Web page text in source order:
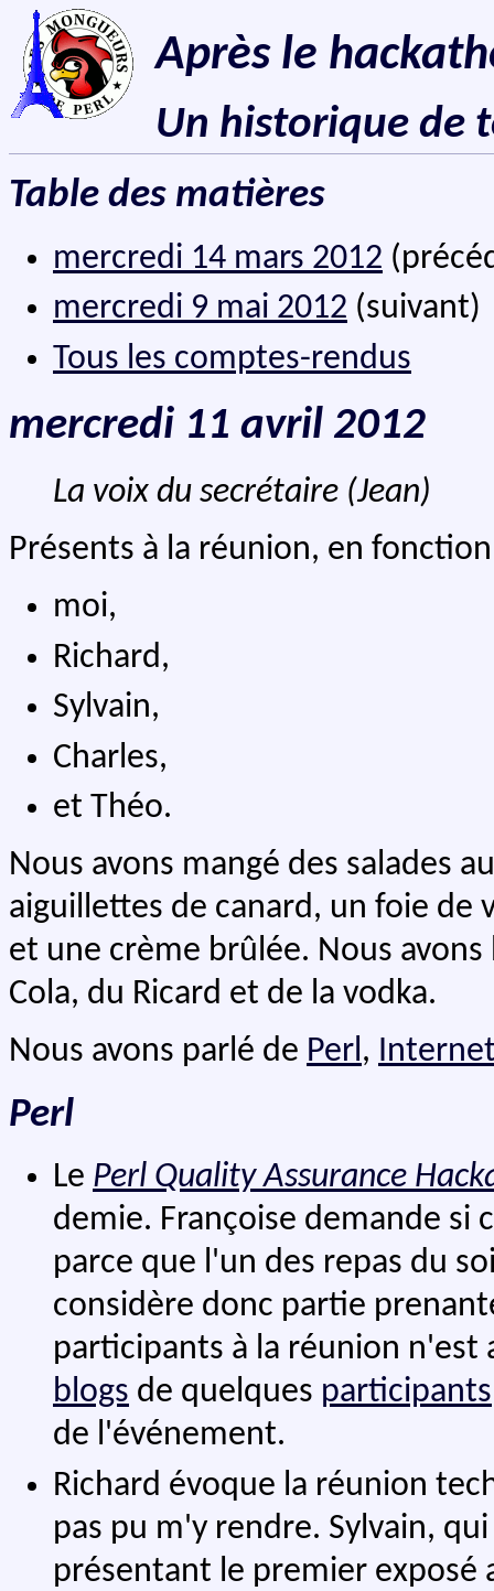
Après le
Un historique de
Table des matières
mercredi 14 mars 2012
mercredi 9 mai 2012 (suivant)
Tous les comptes-rendus
mercredi 11 avril 2012
La voix du secrétaire (Jean)
Présents à la réunion, en
moi,
Richard,
Sylvain,
Charles,
et Théo.
Nous avons mangé des salades
aiguillettes de canard, un foie de
et une crème brûlée. Nous
Cola, du Ricard et de la vodka.
Nous avons parlé de Perl,
Perl
Le Perl Quality Assurance
demie. Françoise demande si
parce que l'un des repas du
considère donc partie
participants à la réunion n'est
blogs de quelques participants
de l'événement.
Richard évoque la réunion
pas pu m'y rendre. Sylvain,
présentant le premier exposé